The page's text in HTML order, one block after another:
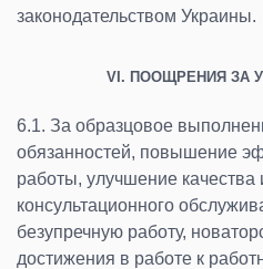
законодательством Украины.
VI. ПООЩРЕНИЯ ЗА
6.1. За образцовое
обязанностей, повышение
работы, улучшение
консультационного
безупречную работу,
достижения в работе к